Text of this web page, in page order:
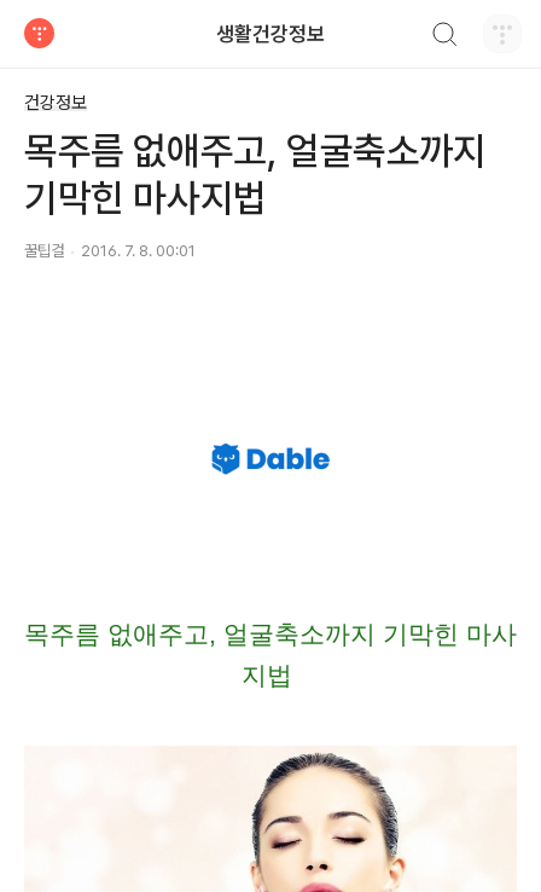
생활건강정보
건강정보
목주름 없애주고, 얼굴축소까지
기막힌 마사지법
꿀팁걸 2016. 7. 8. 00:01
목주름 없애주고, 얼굴축소까지 기막힌 마사
지법